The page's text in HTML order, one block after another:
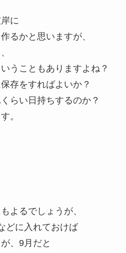
に
るかと思いますが、
うこともありますよね？
存をすればよいか？
らい日持ちするのか？
。
よるでしょうが、
どに入れておけば
、9月だと